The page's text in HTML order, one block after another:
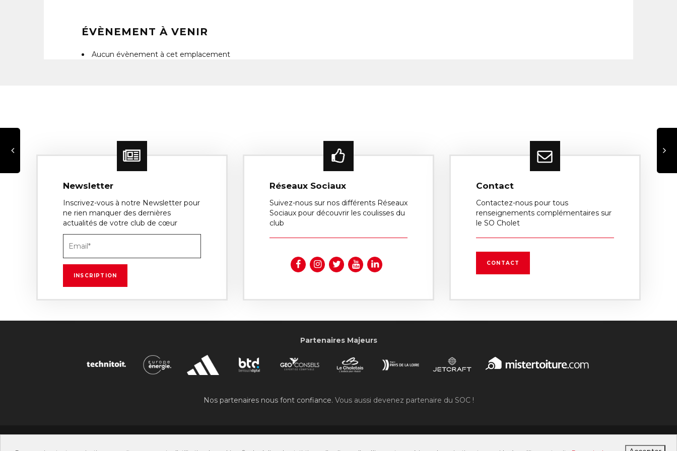
ÉVÈNEMENT À VENIR
Aucun évènement à cet emplacement
Newsletter
Inscrivez-vous à notre Newsletter pour
ne rien manquer des dernières
actualités de votre club de cœur
Réseaux Sociaux
Suivez-nous sur nos différents Réseaux
Sociaux pour découvrir les coulisses du
club
Contact
Contactez-nous pour tous
renseignements complémentaires sur
le SO Cholet
CONTACT
Partenaires Majeurs
Nos partenaires nous font confiance. Vous aussi devenez partenaire du SOC !